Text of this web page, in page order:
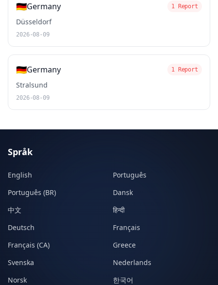
🇩🇪Germany 1 Report
Düsseldorf
2026-08-09
🇩🇪Germany 1 Report
Stralsund
2026-08-09
Språk
English
Português
Português (BR)
Dansk
中文
हिन्दी
Deutsch
Français
Français (CA)
Greece
Svenska
Nederlands
Norsk
한국어